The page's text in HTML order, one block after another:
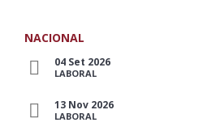
NACIONAL
04 Set 2026
LABORAL
13 Nov 2026
LABORAL